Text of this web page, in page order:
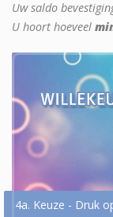
Uw saldo
U hoort hoeveel
4a. Keuze - Druk